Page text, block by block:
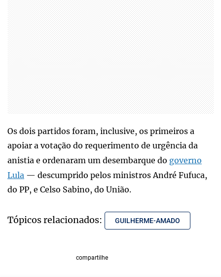
Os dois partidos foram, inclusive, os primeiros a
apoiar a votação do requerimento de urgência da
anistia e ordenaram um desembarque do governo
Lula — descumprido pelos ministros André Fufuca,
do PP, e Celso Sabino, do União.
Tópicos relacionados: GUILHERME-AMADO
compartilhe